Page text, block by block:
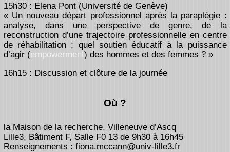
15h30 : Elena Pont (Université de Genève)
« Un nouveau départ professionnel après la paraplégie :
analyse, dans une perspective de genre, de la
reconstruction d’une trajectoire professionnelle en centre
de réhabilitation ; quel soutien éducatif à la puissance
d’agir (empowerment) des hommes et des femmes ? »
16h15 : Discussion et clôture de la journée
Où ?
la Maison de la recherche, Villeneuve d’Ascq
Lille3, Bâtiment F, Salle F0 13 de 9h30 à 16h45
Renseignements : fiona.mccann@univ-lille3.fr